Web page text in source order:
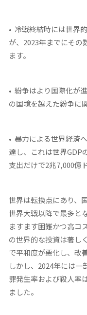
• 冷戦終結時には世界
が、2023年までにその
ます。
• 紛争はより国際化が
の国境を越えた紛争に
• 暴力による世界経済
達し、これは世界GDP
支出だけで2兆7,000億
世界は転換点にあり、
世界大戦以降で最多と
ますます困難かつ高コ
の世界的な投資は著し
で平和度が悪化し、改
しかし、2024年には
罪発生率および殺人率
ました。